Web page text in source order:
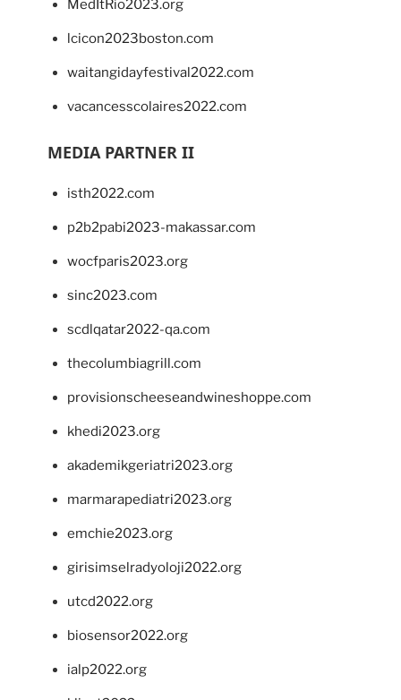
MedItRio2023.org
lcicon2023boston.com
waitangidayfestival2022.com
vacancesscolaires2022.com
MEDIA PARTNER II
isth2022.com
p2b2pabi2023-makassar.com
wocfparis2023.org
sinc2023.com
scdlqatar2022-qa.com
thecolumbiagrill.com
provisionscheeseandwineshoppe.com
khedi2023.org
akademikgeriatri2023.org
marmarapediatri2023.org
emchie2023.org
girisimselradyoloji2022.org
utcd2022.org
biosensor2022.org
ialp2022.org